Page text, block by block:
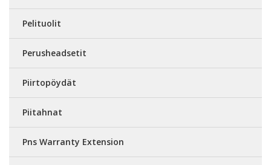
Pelituolit
Perusheadsetit
Piirtopöydät
Piitahnat
Pns Warranty Extension